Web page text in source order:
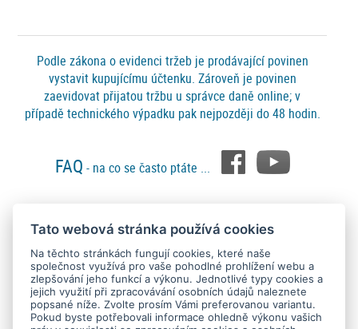
Podle zákona o evidenci tržeb je prodávající povinen
vystavit kupujícímu účtenku. Zároveň je povinen
zaevidovat přijatou tržbu u správce daně online; v
případě technického výpadku pak nejpozději do 48 hodin.
FAQ - na co se často ptáte ...
Platební metody
Tato webová stránka používá cookies
Na těchto stránkách fungují cookies, které naše
společnost využívá pro vaše pohodlné prohlížení webu a
zlepšování jeho funkcí a výkonu. Jednotlivé typy cookies a
jejich využití při zpracovávání osobních údajů naleznete
popsané níže. Zvolte prosím Vámi preferovanou variantu.
Pokud byste potřebovali informace ohledně výkonu vašich